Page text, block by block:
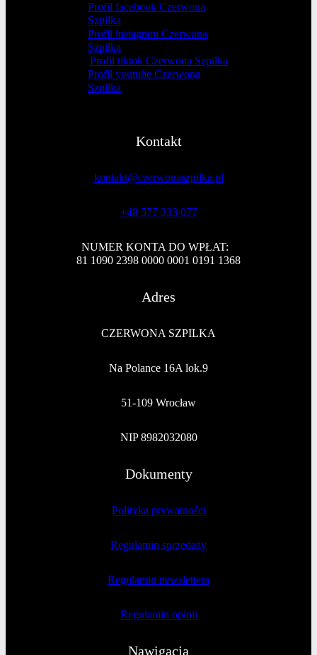
Profil facebook Czerwona
Szpilka
Profil instagram Czerwona
Szpilka
Profil tiktok Czerwona Szpilka
Profil youtube Czerwona
Szpilka
Kontakt
kontakt@czerwonaszpilka.pl
+48 577 333 077
NUMER KONTA DO WPŁAT:
81 1090 2398 0000 0001 0191 1368
Adres
CZERWONA SZPILKA
Na Polance 16A lok.9
51-109 Wrocław
NIP 8982032080
Dokumenty
Polityka prywatności
Regulamin sprzedaży
Regulamin newslettera
Regulamin opinii
Nawigacja